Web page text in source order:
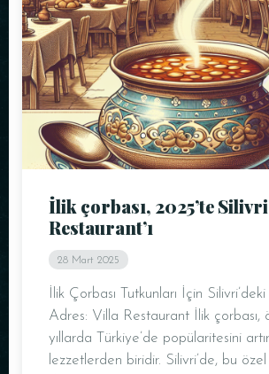
İlik çorbası, 2025’te
Restaurant’ı
28 Mart 2025
İlik Çorbası Tutkunları İçin
Adres: Villa Restaurant İlik çorbası,
yıllarda Türkiye’de popülaritesini
lezzetlerden biridir. Silivri’de, bu özel
Masa